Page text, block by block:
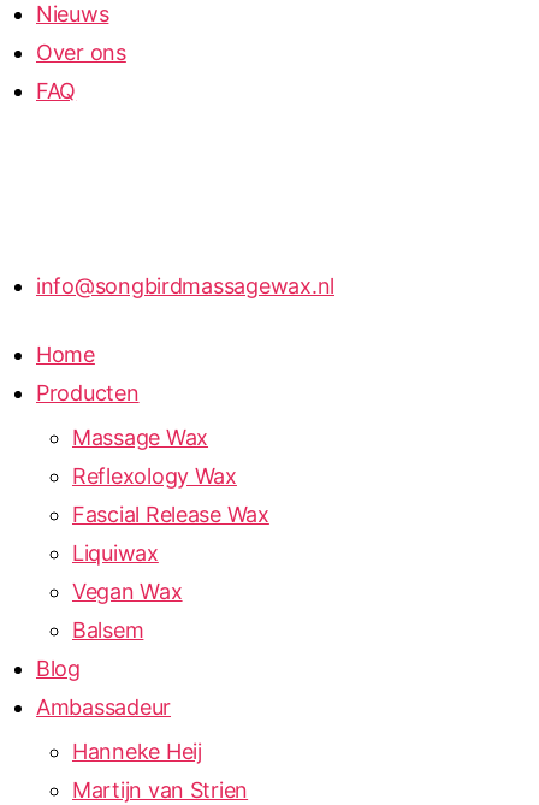
Nieuws
Over ons
FAQ
info@songbirdmassagewax.nl
Home
Producten
Massage Wax
Reflexology Wax
Fascial Release Wax
Liquiwax
Vegan Wax
Balsem
Blog
Ambassadeur
Hanneke Heij
Martijn van Strien